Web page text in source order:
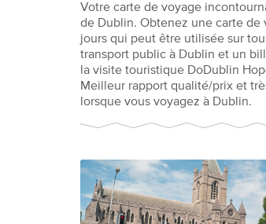
Votre carte de voyage
de Dublin. Obtenez une carte de
jours qui peut être utilisée sur
transport public à Dublin et un
la visite touristique DoDublin
Meilleur rapport qualité/prix et
lorsque vous voyagez à Dublin.